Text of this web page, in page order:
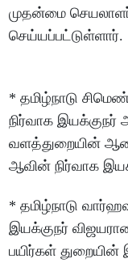
முதன்மை
செய்யப்பட்டுள்ளார்.
* தமிழ்நாடு
நிர்வாக இயக்குநர்
வளத்துறையின்
ஆவின் நிர்வாக
* தமிழ்நாடு
இயக்குநர்
பயிர்கள் துறையின்